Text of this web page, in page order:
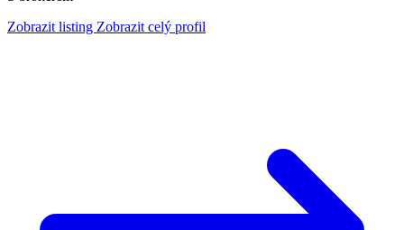
Zobrazit listing Zobrazit celý profil